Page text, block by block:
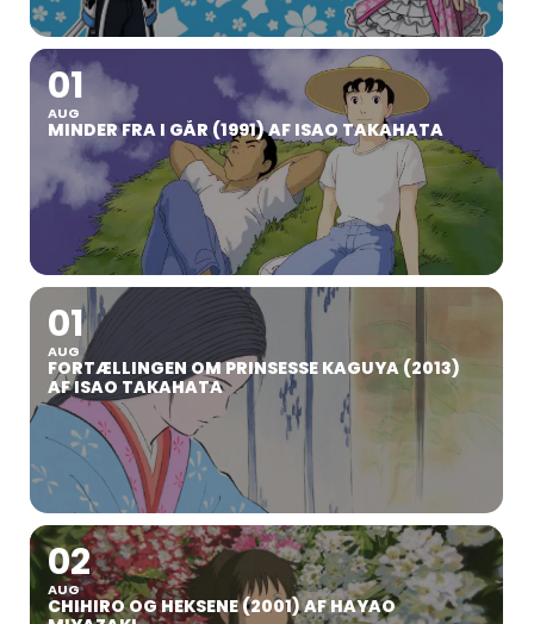
01
AUG
MINDER FRA I GÅR (1991) AF ISAO TAKAHATA
01
AUG
FORTÆLLINGEN OM PRINSESSE KAGUYA (2013)
AF ISAO TAKAHATA
02
AUG
CHIHIRO OG HEKSENE (2001) AF HAYAO